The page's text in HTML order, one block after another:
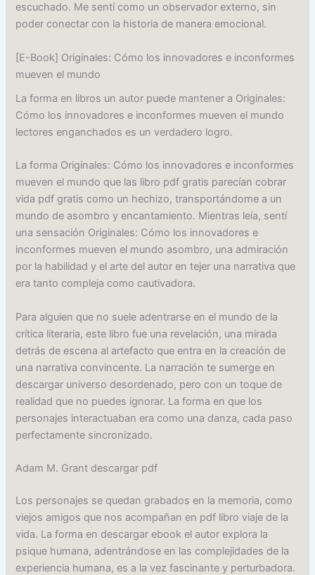
escuchado. Me sentí como un observador externo, sin
poder conectar con la historia de manera emocional.
[E-Book] Originales: Cómo los innovadores e inconformes
mueven el mundo
La forma en libros un autor puede mantener a Originales:
Cómo los innovadores e inconformes mueven el mundo
lectores enganchados es un verdadero logro.
La forma Originales: Cómo los innovadores e inconformes
mueven el mundo que las libro pdf gratis parecían cobrar
vida pdf gratis como un hechizo, transportándome a un
mundo de asombro y encantamiento. Mientras leía, sentí
una sensación Originales: Cómo los innovadores e
inconformes mueven el mundo asombro, una admiración
por la habilidad y el arte del autor en tejer una narrativa que
era tanto compleja como cautivadora.
Para alguien que no suele adentrarse en el mundo de la
crítica literaria, este libro fue una revelación, una mirada
detrás de escena al artefacto que entra en la creación de
una narrativa convincente. La narración te sumerge en
descargar universo desordenado, pero con un toque de
realidad que no puedes ignorar. La forma en que los
personajes interactuaban era como una danza, cada paso
perfectamente sincronizado.
Adam M. Grant descargar pdf
Los personajes se quedan grabados en la memoria, como
viejos amigos que nos acompañan en pdf libro viaje de la
vida. La forma en descargar ebook el autor explora la
psique humana, adentrándose en las complejidades de la
experiencia humana, es a la vez fascinante y perturbadora.